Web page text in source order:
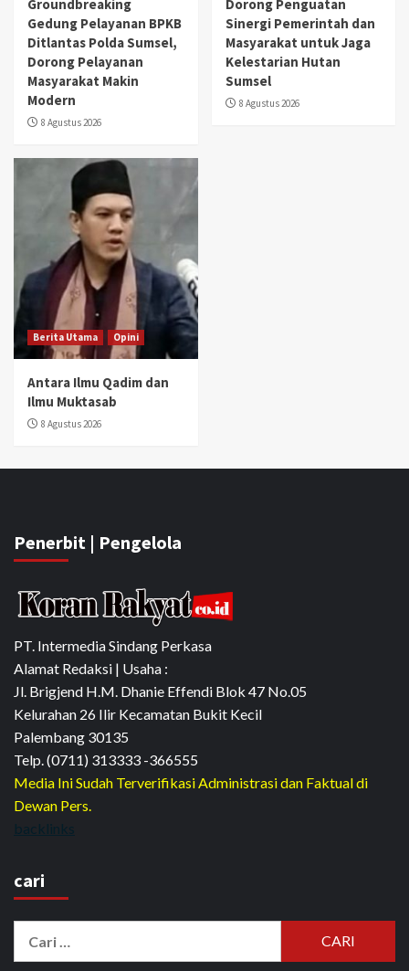
Groundbreaking
Gedung Pelayanan BPKB
Ditlantas Polda Sumsel,
Dorong Pelayanan
Masyarakat Makin
Modern
8 Agustus 2026
Dorong Penguatan
Sinergi Pemerintah dan
Masyarakat untuk Jaga
Kelestarian Hutan
Sumsel
8 Agustus 2026
Berita Utama Opini
Antara Ilmu Qadim dan
Ilmu Muktasab
8 Agustus 2026
Penerbit | Pengelola
PT. Intermedia Sindang Perkasa
Alamat Redaksi | Usaha :
Jl. Brigjend H.M. Dhanie Effendi Blok 47 No.05
Kelurahan 26 Ilir Kecamatan Bukit Kecil
Palembang 30135
Telp. (0711) 313333 -366555
Media Ini Sudah Terverifikasi Administrasi dan Faktual di
Dewan Pers.
backlinks
cari